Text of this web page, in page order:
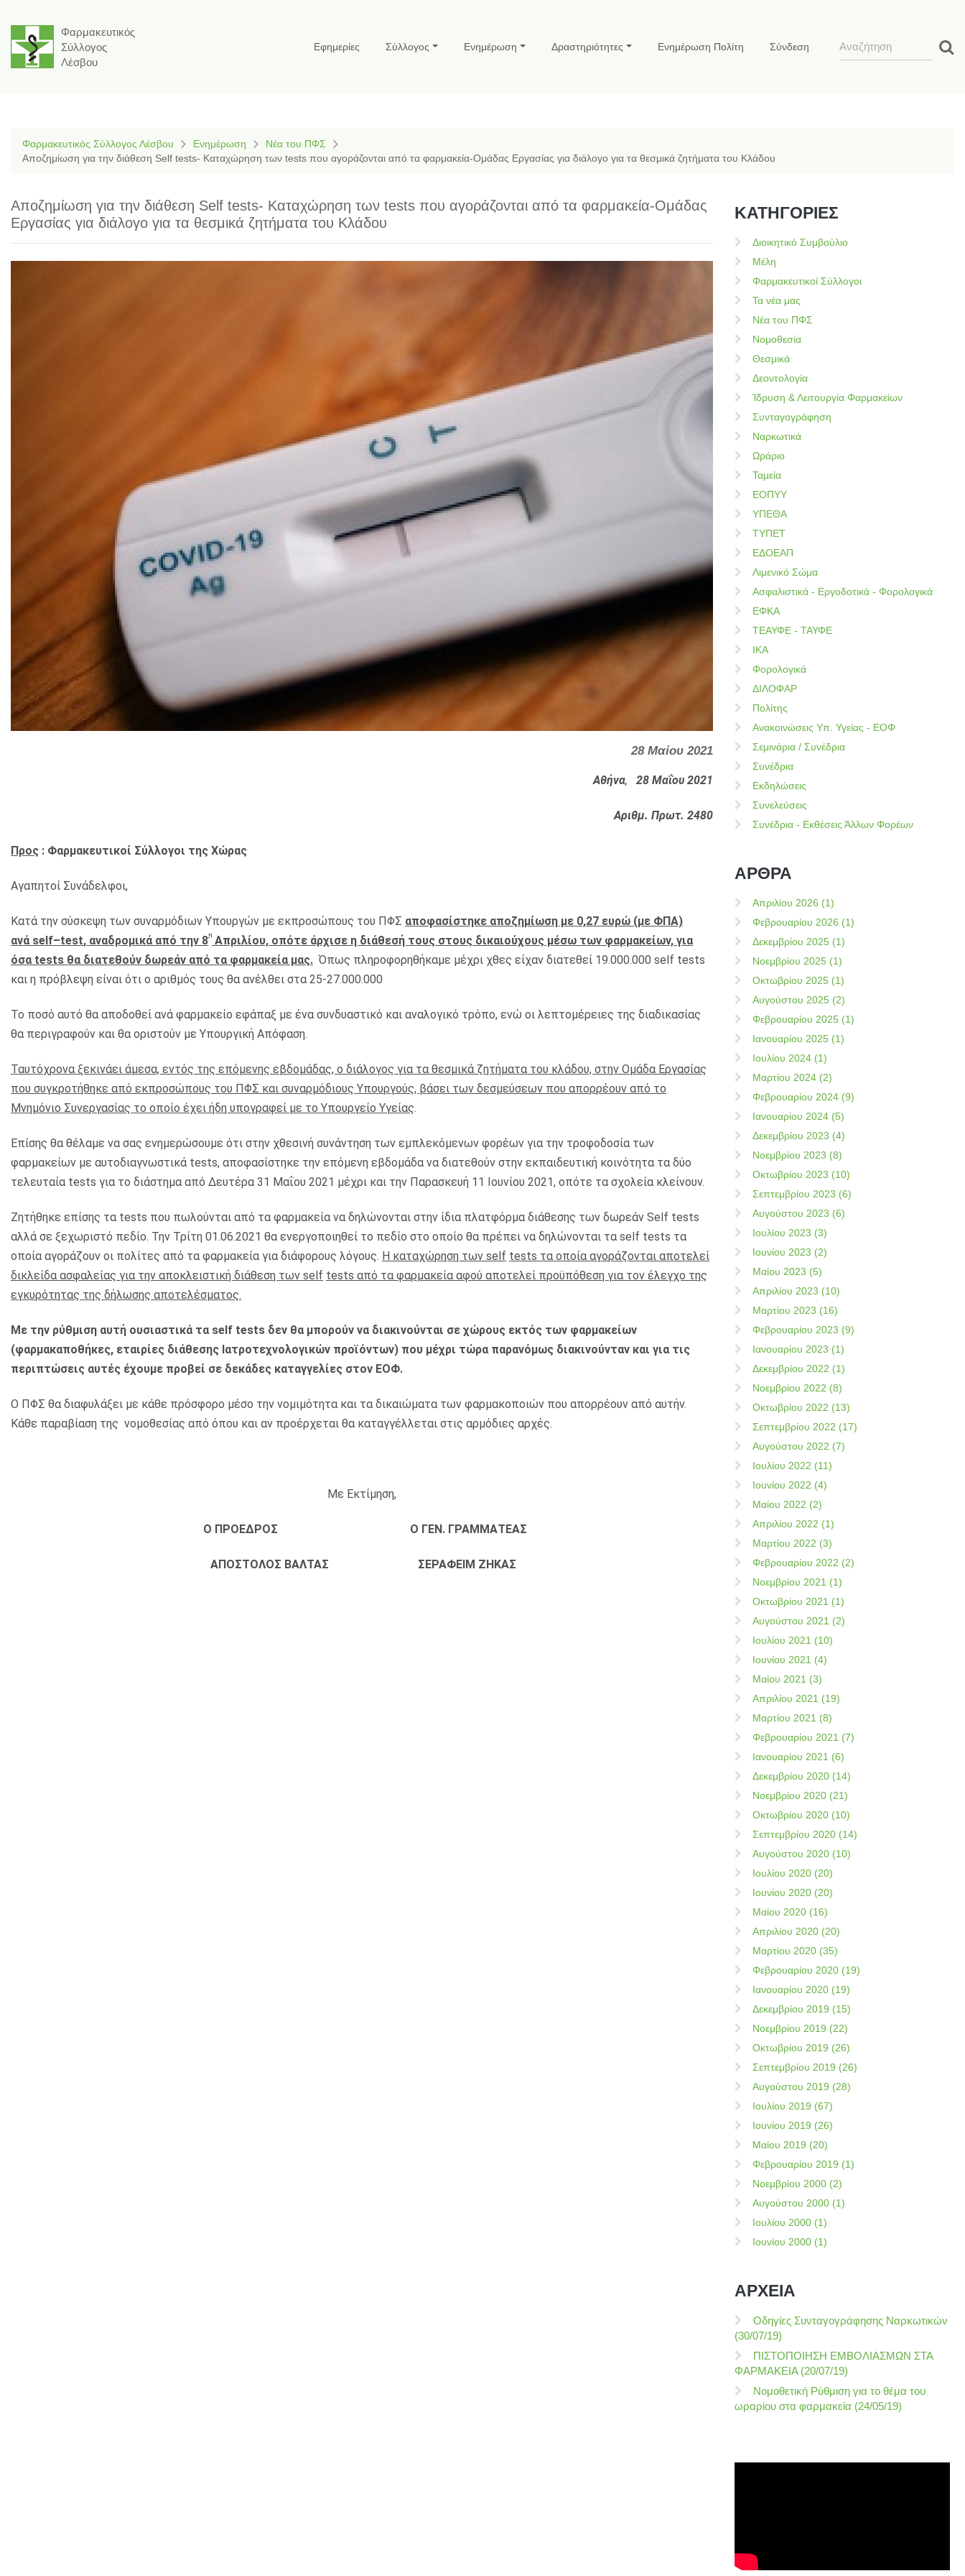
Φαρμακευτικός
Σύλλογος
Λέσβου
Εφημερίες Σύλλογος Ενημέρωση Δραστηριότητες Ενημέρωση Πολίτη Σύνδεση
Φαρμακευτικός Σύλλογος Λέσβου Ενημέρωση
Νέα του ΠΦΣ
Αποζημίωση για την διάθεση Self tests- Καταχώρηση των tests που αγοράζονται από τα φαρμακεία-Ομάδας Εργασίας για διάλογο για τα θεσμικά ζητήματα του Κλάδου
Αποζημίωση για την διάθεση Self tests- Καταχώρηση των tests που αγοράζονται από τα φαρμακεία-Ομάδας
Εργασίας για διάλογο για τα θεσμικά ζητήματα του Κλάδου
28 Μαίου 2021
Αθήνα, 28 Μαΐου 2021
Αριθμ. Πρωτ. 2480
Προς : Φαρμακευτικοί Σύλλογοι της Χώρας
Αγαπητοί Συνάδελφοι,
Κατά την σύσκεψη των συναρμόδιων Υπουργών με εκπροσώπους του ΠΦΣ αποφασίστηκε αποζημίωση με 0,27 ευρώ (με ΦΠΑ)
ανά self–test, αναδρομικά από την 8η Απριλίου, οπότε άρχισε η διάθεσή τους στους δικαιούχους μέσω των φαρμακείων, για
όσα tests θα διατεθούν δωρεάν από τα φαρμακεία μας. Όπως πληροφορηθήκαμε μέχρι χθες είχαν διατεθεί 19.000.000 self tests
και η πρόβλεψη είναι ότι ο αριθμός τους θα ανέλθει στα 25-27.000.000
Το ποσό αυτό θα αποδοθεί ανά φαρμακείο εφάπαξ με ένα συνδυαστικό και αναλογικό τρόπο, ενώ οι λεπτομέρειες της διαδικασίας
θα περιγραφούν και θα οριστούν με Υπουργική Απόφαση.
Ταυτόχρονα ξεκινάει άμεσα, εντός της επόμενης εβδομάδας, ο διάλογος για τα θεσμικά ζητήματα του κλάδου, στην Ομάδα Εργασίας
που συγκροτήθηκε από εκπροσώπους του ΠΦΣ και συναρμόδιους Υπουργούς, βάσει των δεσμεύσεων που απορρέουν από το
Μνημόνιο Συνεργασίας το οποίο έχει ήδη υπογραφεί με το Υπουργείο Υγείας.
Επίσης θα θέλαμε να σας ενημερώσουμε ότι στην χθεσινή συνάντηση των εμπλεκόμενων φορέων για την τροφοδοσία των
φαρμακείων με αυτοδιαγνωστικά tests, αποφασίστηκε την επόμενη εβδομάδα να διατεθούν στην εκπαιδευτική κοινότητα τα δύο
τελευταία tests για το διάστημα από Δευτέρα 31 Μαΐου 2021 μέχρι και την Παρασκευή 11 Ιουνίου 2021, οπότε τα σχολεία κλείνουν.
Ζητήθηκε επίσης τα tests που πωλούνται από τα φαρμακεία να δηλώνονται στην ίδια πλατφόρμα διάθεσης των δωρεάν Self tests
αλλά σε ξεχωριστό πεδίο. Την Τρίτη 01.06.2021 θα ενεργοποιηθεί το πεδίο στο οποίο θα πρέπει να δηλώνονται τα self tests τα
οποία αγοράζουν οι πολίτες από τα φαρμακεία για διάφορους λόγους. Η καταχώρηση των self tests τα οποία αγοράζονται αποτελεί
δικλείδα ασφαλείας για την αποκλειστική διάθεση των self tests από τα φαρμακεία αφού αποτελεί προϋπόθεση για τον έλεγχο της
εγκυρότητας της δήλωσης αποτελέσματος.
Με την ρύθμιση αυτή ουσιαστικά τα self tests δεν θα μπορούν να διακινούνται σε χώρους εκτός των φαρμακείων
(φαρμακαποθήκες, εταιρίες διάθεσης Ιατροτεχνολογικών προϊόντων) που μέχρι τώρα παρανόμως διακινούνταν και για τις
περιπτώσεις αυτές έχουμε προβεί σε δεκάδες καταγγελίες στον ΕΟΦ.
Ο ΠΦΣ θα διαφυλάξει με κάθε πρόσφορο μέσο την νομιμότητα και τα δικαιώματα των φαρμακοποιών που απορρέουν από αυτήν.
Κάθε παραβίαση της νομοθεσίας από όπου και αν προέρχεται θα καταγγέλλεται στις αρμόδιες αρχές.
Με Εκτίμηση,
Ο ΠΡΟΕΔΡΟΣ Ο ΓΕΝ. ΓΡΑΜΜΑΤΕΑΣ
ΑΠΟΣΤΟΛΟΣ ΒΑΛΤΑΣ ΣΕΡΑΦΕΙΜ ΖΗΚΑΣ
ΚΑΤΗΓΟΡΙΕΣ
Διοικητικό Συμβούλιο
Μέλη
Φαρμακευτικοί Σύλλογοι
Τα νέα μας
Νέα του ΠΦΣ
Νομοθεσία
Θεσμικά
Δεοντολογία
Ίδρυση & Λειτουργία Φαρμακείων
Συνταγογράφηση
Ναρκωτικά
Ωράριο
Ταμεία
ΕΟΠΥΥ
ΥΠΕΘΑ
ΤΥΠΕΤ
ΕΔΟΕΑΠ
Λιμενικό Σώμα
Ασφαλιστικά - Εργοδοτικά - Φορολογικά
ΕΦΚΑ
ΤΕΑΥΦΕ - ΤΑΥΦΕ
ΙΚΑ
Φορολογικά
ΔΙΛΟΦΑΡ
Πολίτης
Ανακοινώσεις Υπ. Υγείας - ΕΟΦ
Σεμινάρια / Συνέδρια
Συνέδρια
Εκδηλώσεις
Συνελεύσεις
Συνέδρια - Εκθέσεις Άλλων Φορέων
ΑΡΘΡΑ
Απριλίου 2026 (1)
Φεβρουαρίου 2026 (1)
Δεκεμβρίου 2025 (1)
Νοεμβρίου 2025 (1)
Οκτωβρίου 2025 (1)
Αυγούστου 2025 (2)
Φεβρουαρίου 2025 (1)
Ιανουαρίου 2025 (1)
Ιουλίου 2024 (1)
Μαρτίου 2024 (2)
Φεβρουαρίου 2024 (9)
Ιανουαρίου 2024 (5)
Δεκεμβρίου 2023 (4)
Νοεμβρίου 2023 (8)
Οκτωβρίου 2023 (10)
Σεπτεμβρίου 2023 (6)
Αυγούστου 2023 (6)
Ιουλίου 2023 (3)
Ιουνίου 2023 (2)
Μαίου 2023 (5)
Απριλίου 2023 (10)
Μαρτίου 2023 (16)
Φεβρουαρίου 2023 (9)
Ιανουαρίου 2023 (1)
Δεκεμβρίου 2022 (1)
Νοεμβρίου 2022 (8)
Οκτωβρίου 2022 (13)
Σεπτεμβρίου 2022 (17)
Αυγούστου 2022 (7)
Ιουλίου 2022 (11)
Ιουνίου 2022 (4)
Μαίου 2022 (2)
Απριλίου 2022 (1)
Μαρτίου 2022 (3)
Φεβρουαρίου 2022 (2)
Νοεμβρίου 2021 (1)
Οκτωβρίου 2021 (1)
Αυγούστου 2021 (2)
Ιουλίου 2021 (10)
Ιουνίου 2021 (4)
Μαίου 2021 (3)
Απριλίου 2021 (19)
Μαρτίου 2021 (8)
Φεβρουαρίου 2021 (7)
Ιανουαρίου 2021 (6)
Δεκεμβρίου 2020 (14)
Νοεμβρίου 2020 (21)
Οκτωβρίου 2020 (10)
Σεπτεμβρίου 2020 (14)
Αυγούστου 2020 (10)
Ιουλίου 2020 (20)
Ιουνίου 2020 (20)
Μαίου 2020 (16)
Απριλίου 2020 (20)
Μαρτίου 2020 (35)
Φεβρουαρίου 2020 (19)
Ιανουαρίου 2020 (19)
Δεκεμβρίου 2019 (15)
Νοεμβρίου 2019 (22)
Οκτωβρίου 2019 (26)
Σεπτεμβρίου 2019 (26)
Αυγούστου 2019 (28)
Ιουλίου 2019 (67)
Ιουνίου 2019 (26)
Μαίου 2019 (20)
Φεβρουαρίου 2019 (1)
Νοεμβρίου 2000 (2)
Αυγούστου 2000 (1)
Ιουλίου 2000 (1)
Ιουνίου 2000 (1)
ΑΡΧΕΙΑ
Οδηγίες Συνταγογράφησης Ναρκωτικών
(30/07/19)
ΠΙΣΤΟΠΟΙΗΣΗ ΕΜΒΟΛΙΑΣΜΩΝ ΣΤΑ
ΦΑΡΜΑΚΕΙΑ (20/07/19)
Νομοθετική Ρύθμιση για το θέμα του
ωραρίου στα φαρμακεία (24/05/19)